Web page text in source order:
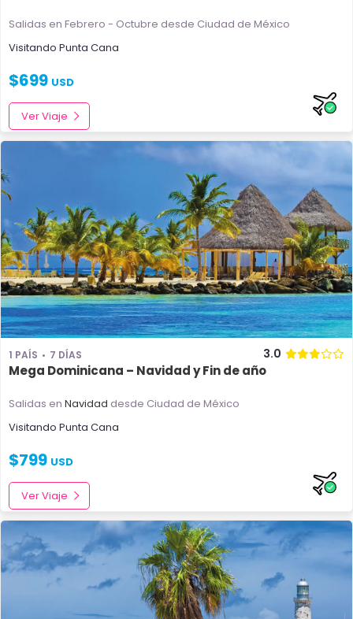
Salidas en Febrero - Octubre desde Ciudad de México
Visitando Punta Cana
$699 USD
Ver Viaje
1 PAÍS 7 DÍAS 3.0
Mega Dominicana – Navidad y Fin de año
Salidas en Navidad desde Ciudad de México
Visitando Punta Cana
$799 USD
Ver Viaje